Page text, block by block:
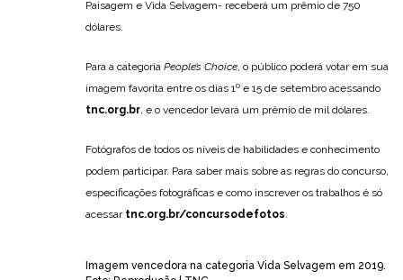
Paisagem e Vida Selvagem- receberá um prêmio de 750
dólares.
Para a categoria People’s Choice , o público poderá votar em sua
imagem favorita entre os dias 1º e 15 de setembro acessando
tnc.org.br , e o vencedor levará um prêmio de mil dólares.
Fotógrafos de todos os níveis de habilidades e conhecimento
podem participar. Para saber mais sobre as regras do concurso,
especificações fotográficas e como inscrever os trabalhos é só
acessar tnc.org.br/concursodefotos
Imagem vencedora na categoria Vida Selvagem em 2019.